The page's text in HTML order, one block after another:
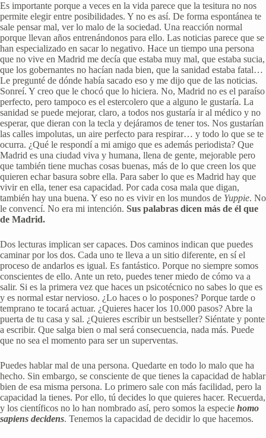
Es importante porque a veces en la vida parece que la tesitura no nos
permite elegir entre posibilidades. Y no es así. De forma espontánea te
sale pensar mal, ver lo malo de la sociedad. Una reacción normal
porque llevan años entrenándonos para ello. Las noticias parece que se
han especializado en sacar lo negativo. Hace un tiempo una persona
que no vive en Madrid me decía que estaba muy mal, que estaba sucia,
que los gobernantes no hacían nada bien, que la sanidad estaba fatal…
Le pregunté de dónde había sacado eso y me dijo que de las noticias.
Sonreí. Y creo que le chocó que lo hiciera. No, Madrid no es el paraíso
perfecto, pero tampoco es el estercolero que a alguno le gustaría. La
sanidad se puede mejorar, claro, a todos nos gustaría ir al médico y no
esperar, que dieran con la tecla y dejáramos de tener tos. Nos gustarían
las calles impolutas, un aire perfecto para respirar… y todo lo que se te
ocurra. ¿Qué le respondí a mi amigo que es además periodista? Que
Madrid es una ciudad viva y humana, llena de gente, mejorable pero
que también tiene muchas cosas buenas, más de lo que creen los que
quieren echar basura sobre ella. Para saber lo que es Madrid hay que
vivir en ella, tener esa capacidad. Por cada cosa mala que digan,
también hay una buena. Y eso no es vivir en los mundos de Yuppie. No
le convencí. No era mi intención. Sus palabras dicen más de él que
de Madrid.
Dos lecturas implican ser capaces. Dos caminos indican que puedes
caminar por los dos. Cada uno te lleva a un sitio diferente, en sí el
proceso de andarlos es igual. Es fantástico. Porque no siempre somos
conscientes de ello. Ante un reto, puedes tener miedo de cómo va a
salir. Si es la primera vez que haces un psicotécnico no sabes lo que es
y es normal estar nervioso. ¿Lo haces o lo pospones? Porque tarde o
temprano te tocará actuar. ¿Quieres hacer los 10.000 pasos? Abre la
puerta de tu casa y sal. ¿Quieres escribir un bestseller? Siéntate y ponte
a escribir. Que salga bien o mal será consecuencia, nada más. Puede
que no sea el momento para ser un superventas.
Puedes hablar mal de una persona. Quedarte en todo lo malo que ha
hecho. Sin embargo, se consciente de que tienes la capacidad de hablar
bien de esa misma persona. Lo primero sale con más facilidad, pero la
capacidad la tienes. Por ello, tú decides lo que quieres hacer. Recuerda,
y los científicos no lo han nombrado así, pero somos la especie homo
sapiens decidens. Tenemos la capacidad de decidir lo que hacemos.